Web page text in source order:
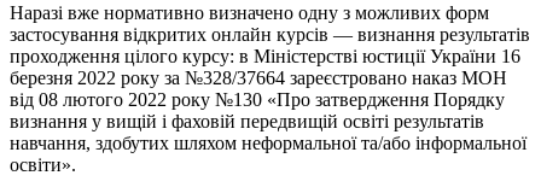
Наразі вже нормативно визначено одну з можливих форм
застосування відкритих онлайн курсів — визнання результатів
проходження цілого курсу: в Міністерстві юстиції України 16
березня 2022 року за №328/37664 зареєстровано наказ МОН
від 08 лютого 2022 року №130 «Про затвердження Порядку
визнання у вищій і фаховій передвищій освіті результатів
навчання, здобутих шляхом неформальної та/або інформальної
освіти».